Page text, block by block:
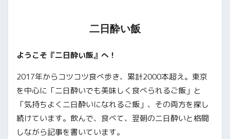
二日酔い飯
ようこそ『二日酔い飯』へ！
2017年からコツコツ食べ歩き、累計2000本超え。東京
を中心に「二日酔いでも美味しく食べられるご飯」と
「気持ちよく二日酔いになれるご飯」、その両方を探し
続けています。飲んで、食べて、翌朝の二日酔いと格闘
しながら記事を書いています。